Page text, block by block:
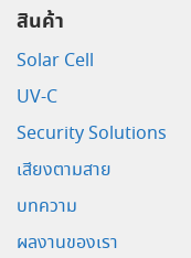
สินค้า
Solar Cell
UV-C
Security Solutions
เสียงตามสาย
บทความ
ผลงานของเรา